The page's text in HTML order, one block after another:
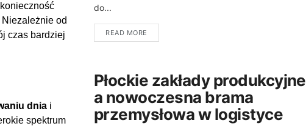
od
czas bardziej
dnia i
spektrum
do...
READ MORE
Płockie zakłady produkcyjne
a nowoczesna brama
przemysłowa w logistyce